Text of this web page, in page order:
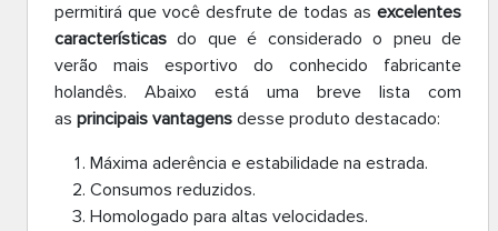
permitirá que você desfrute de todas asexcelentes
característicasdo que é considerado o pneu de
verão mais esportivo do conhecido fabricante
holandês. Abaixo está uma breve lista com
as principais vantagensdesse produto destacado:
Máxima aderência e estabilidade na estrada.
Consumos reduzidos.
Homologado para altas velocidades.